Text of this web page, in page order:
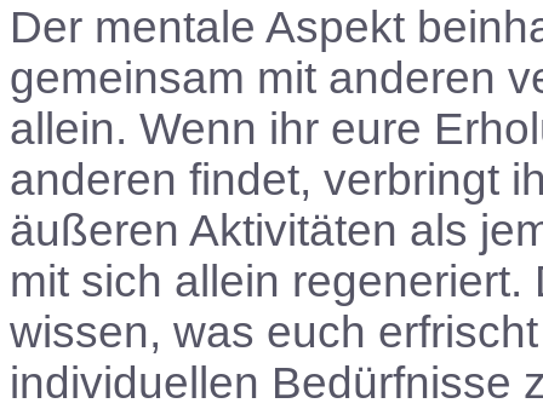
Der mentale Aspekt
gemeinsam mit anderen
allein. Wenn ihr eure
anderen findet, verbringt
äußeren Aktivitäten als
mit sich allein
wissen, was euch
individuellen Bedürfnisse